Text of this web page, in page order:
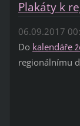
Plakáty k
06.09.2017
Do kalendáře
regionálnímu